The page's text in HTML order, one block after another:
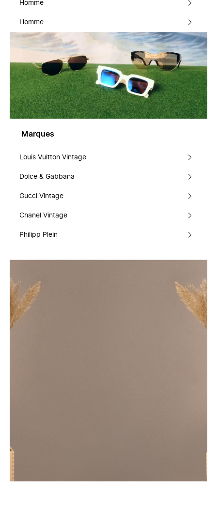
Homme
Homme
Marques
Louis Vuitton Vintage
Dolce & Gabbana
Gucci Vintage
Chanel Vintage
Philipp Plein